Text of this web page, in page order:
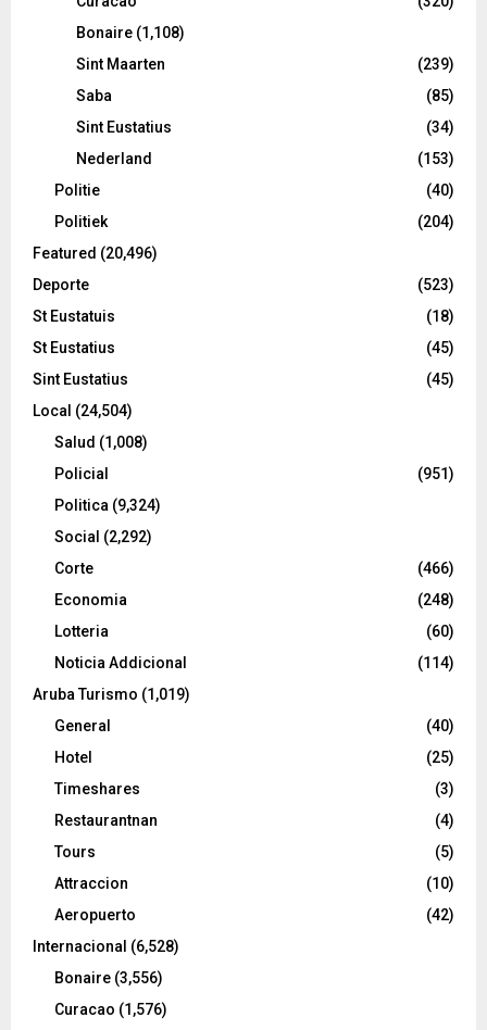
Bonaire (1,108)
Sint Maarten
(239)
Saba
(85)
Sint Eustatius
(34)
Nederland
(153)
Politie
(40)
Politiek
(204)
Featured (20,496)
Deporte
(523)
St Eustatuis
(18)
St Eustatius
(45)
Sint Eustatius
(45)
Local (24,504)
Salud (1,008)
Policial
(951)
Politica (9,324)
Social (2,292)
Corte
(466)
Economia
(248)
Lotteria
(60)
Noticia Addicional
(114)
Aruba Turismo (1,019)
General
(40)
Hotel
(25)
Timeshares
(3)
Restaurantnan
(4)
Tours
(5)
Attraccion
(10)
Aeropuerto
(42)
Internacional (6,528)
Bonaire (3,556)
Curacao (1,576)